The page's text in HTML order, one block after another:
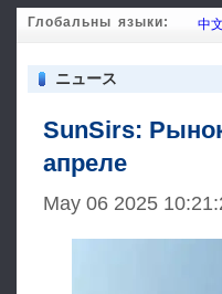
Глобальны языки: 中文
ニュース
SunSirs:
апреле
May 06 2025